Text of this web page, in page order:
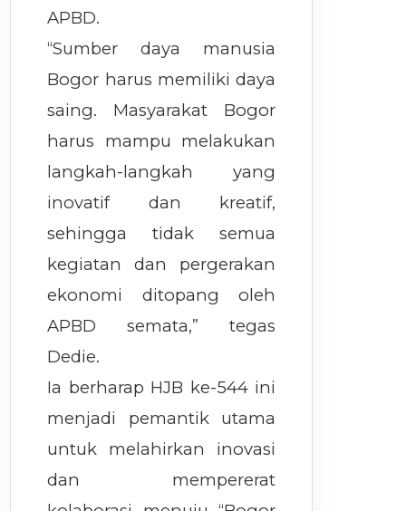
APBD.
“Sumber daya manusia
Bogor harus memiliki daya
saing. Masyarakat Bogor
harus mampu melakukan
langkah-langkah yang
inovatif dan kreatif,
sehingga tidak semua
kegiatan dan pergerakan
ekonomi ditopang oleh
APBD semata,” tegas
Dedie.
Ia berharap HJB ke-544 ini
menjadi pemantik utama
untuk melahirkan inovasi
dan mempererat